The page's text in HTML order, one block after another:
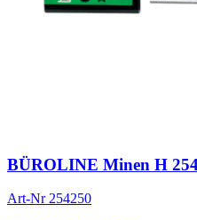
BÜROLINE Minen H
Art-Nr 254250